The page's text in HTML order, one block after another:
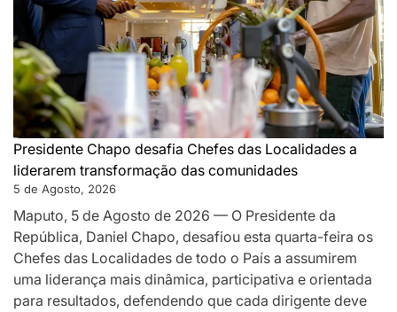
da
de
e
desafia-
os
o
local
Presidente Chapo desafia Chefes das Localidades a
liderarem transformação das comunidades
5 de Agosto, 2026
Maputo, 5 de Agosto de 2026 — O Presidente da
República, Daniel Chapo, desafiou esta quarta-feira os
Chefes das Localidades de todo o País a assumirem
uma liderança mais dinâmica, participativa e orientada
para resultados, defendendo que cada dirigente deve